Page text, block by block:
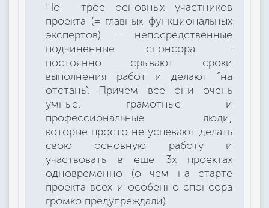
Но трое основных участников
проекта (= главных функциональных
экспертов) – непосредственные
подчиненные спонсора –
постоянно срывают сроки
выполнения работ и делают “на
отстань”. Причем все они очень
умные, грамотные и
профессиональные люди,
которые просто не успевают делать
свою основную работу и
участвовать в еще 3х проектах
одновременно (о чем на старте
проекта всех и особенно спонсора
громко предупреждали).